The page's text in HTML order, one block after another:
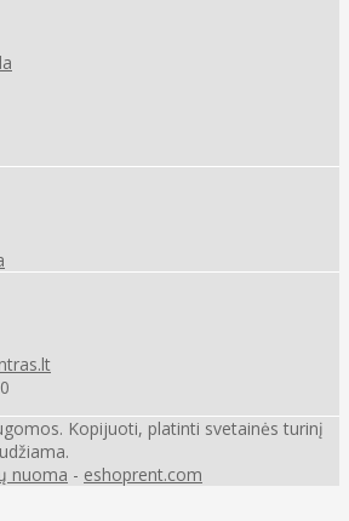
Kopijuoti, platinti svetainės turinį
nuoma - eshoprent.com